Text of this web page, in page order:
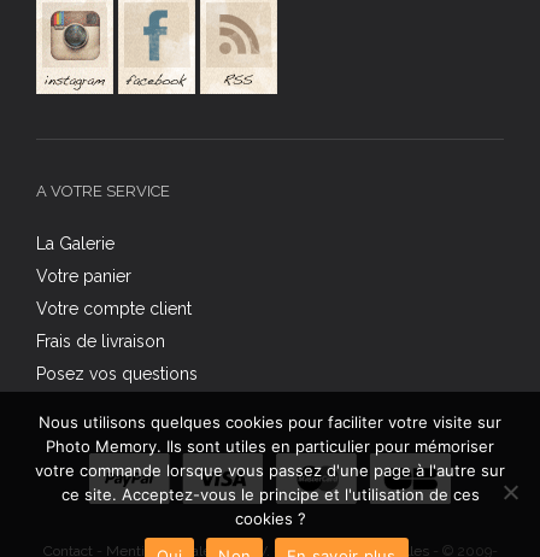
A VOTRE SERVICE
La Galerie
Votre panier
Votre compte client
Frais de livraison
Posez vos questions
Contact - Mentions légales - C.G.V. Données personnelles- © 2009-
Nous utilisons quelques cookies pour faciliter votre visite sur
Photo Memory. Ils sont utiles en particulier pour mémoriser
votre commande lorsque vous passez d'une page à l'autre sur
ce site. Acceptez-vous le principe et l'utilisation de ces
cookies ?